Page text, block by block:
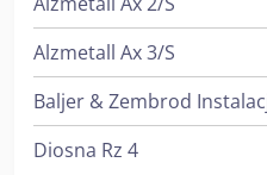
Alzmetall Ax 3/S
Baljer & Zembrod
Diosna Rz 4